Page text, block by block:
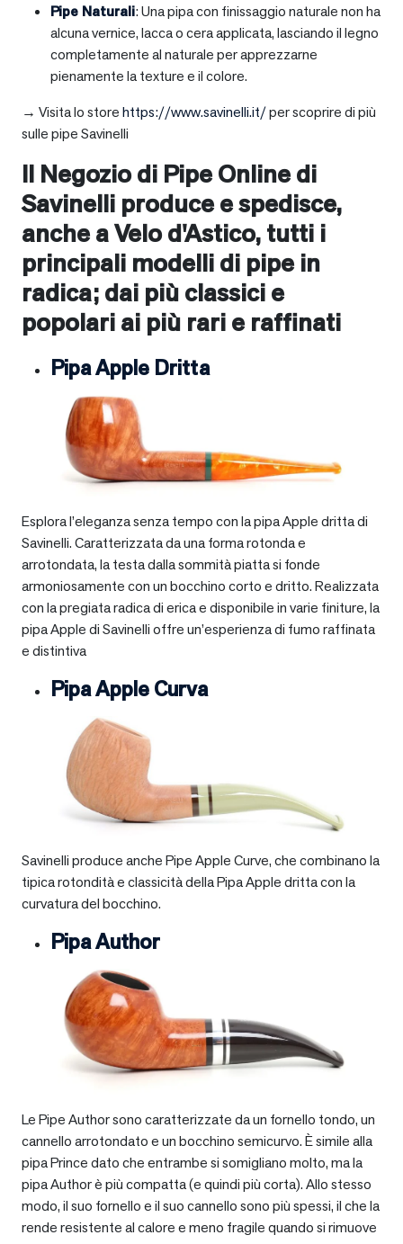
Pipe Naturali: Una pipa con finissaggio naturale non ha
alcuna vernice, lacca o cera applicata, lasciando il legno
completamente al naturale per apprezzarne
pienamente la texture e il colore.
→ Visita lo storehttps://www.savinelli.it/per scoprire di più
sulle pipe Savinelli
Il Negozio di Pipe Online di
Savinelli produce e spedisce,
anche aVelo d'Astico, tutti i
principali modelli di pipe in
radica; dai più classici e
popolari ai più rari e raffinati
Pipa Apple Dritta
Esplora l’eleganza senza tempo con la pipa Apple dritta di
Savinelli. Caratterizzata da una forma rotonda e
arrotondata, la testa dalla sommità piatta si fonde
armoniosamente con un bocchino corto e dritto. Realizzata
con la pregiata radica di erica e disponibile in varie finiture, la
pipa Apple di Savinelli offre un’esperienza di fumo raffinata
e distintiva
Pipa Apple Curva
Savinelli produce anche Pipe Apple Curve, che combinano la
tipica rotondità e classicità della Pipa Apple dritta con la
curvatura del bocchino.
Pipa Author
Le Pipe Author sono caratterizzate da un fornello tondo, un
cannello arrotondato e un bocchino semicurvo. È simile alla
pipa Prince dato che entrambe si somigliano molto, ma la
pipa Author è più compatta (e quindi più corta). Allo stesso
modo, il suo fornello e il suo cannello sono più spessi, il che la
rende resistente al calore e meno fragile quando si rimuove